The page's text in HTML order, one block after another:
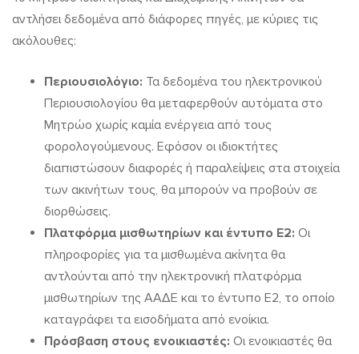
αντλήσει δεδομένα από διάφορες πηγές, με κύριες τις
ακόλουθες:
Περιουσιολόγιο: Τα δεδομένα του ηλεκτρονικού
Περιουσιολογίου θα μεταφερθούν αυτόματα στο
Μητρώο χωρίς καμία ενέργεια από τους
φορολογούμενους. Εφόσον οι ιδιοκτήτες
διαπιστώσουν διαφορές ή παραλείψεις στα στοιχεία
των ακινήτων τους, θα μπορούν να προβούν σε
διορθώσεις.
Πλατφόρμα μισθωτηρίων και έντυπο Ε2: Οι
πληροφορίες για τα μισθωμένα ακίνητα θα
αντλούνται από την ηλεκτρονική πλατφόρμα
μισθωτηρίων της ΑΑΔΕ και το έντυπο Ε2, το οποίο
καταγράφει τα εισοδήματα από ενοίκια.
Πρόσβαση στους ενοικιαστές: Οι ενοικιαστές θα